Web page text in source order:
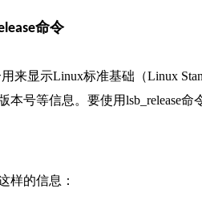
命令
用来显示Linux标准基础（Linux
本号等信息。要使用lsb_release命
样的信息：